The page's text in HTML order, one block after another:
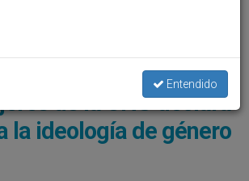
Especial De La ONU Sobre La Violencia
experta en derechos
de la ONU declara
la ideología de género
Entendido